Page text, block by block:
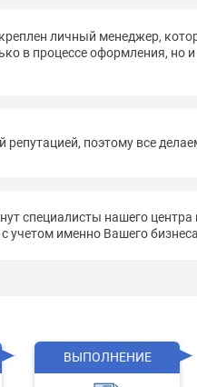
личный менеджер,
в процессе оформления, но
поэтому все
специалисты нашего центра
учетом именно Вашего бизнеса
ВЫПОЛНЕНИЕ